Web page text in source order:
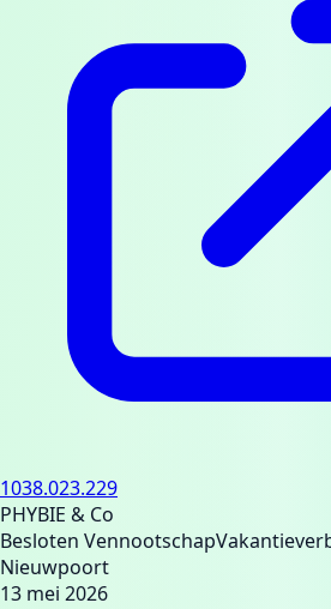
1038.023.229
PHYBIE & Co
Besloten Vennootschap
Nieuwpoort
13 mei 2026